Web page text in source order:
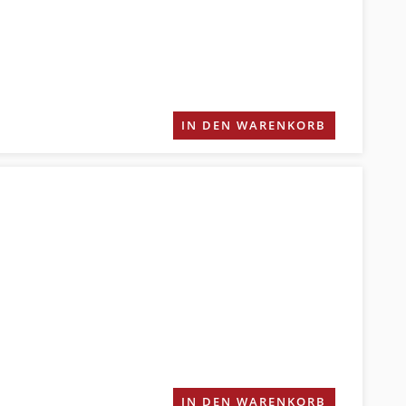
IN DEN WARENKORB
IN DEN WARENKORB